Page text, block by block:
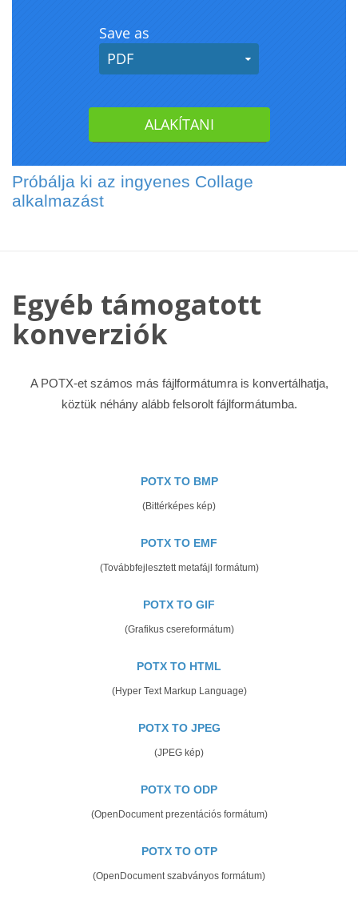
Próbálja ki az ingyenes Collage
alkalmazást
Egyéb támogatott
konverziók
A POTX-et számos más fájlformátumra is konvertálhatja,
köztük néhány alább felsorolt ​​fájlformátumba.
POTX TO BMP
(Bittérképes kép)
POTX TO EMF
(Továbbfejlesztett metafájl formátum)
POTX TO GIF
(Grafikus csereformátum)
POTX TO HTML
(Hyper Text Markup Language)
POTX TO JPEG
(JPEG kép)
POTX TO ODP
(OpenDocument prezentációs formátum)
POTX TO OTP
(OpenDocument szabványos formátum)